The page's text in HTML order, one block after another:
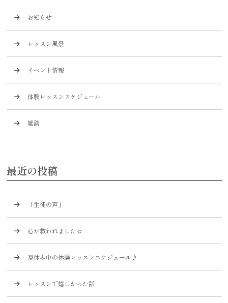
お知らせ
レッスン風景
イベント情報
体験レッスンスケジュール
雑談
最近の投稿
「生徒の声」
心が救われました☺️
夏休み中の体験レッスンスケジュール♪
レッスンで嬉しかった話